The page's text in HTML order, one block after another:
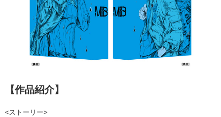
【作品紹介】
<ストーリー>